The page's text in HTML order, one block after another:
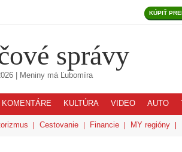
KÚPIŤ
správy
| Meniny má Ľubomíra
KOMENTÁRE KULTÚRA VIDEO AUTO
Cestovanie Financie MY regióny